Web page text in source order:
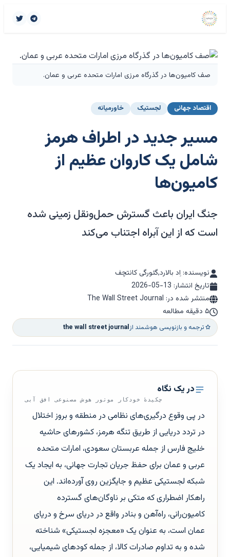
صف کامیون‌ها در گذرگاه مرزی امارات متحده عربی و عمان.
اقتصاد جهانی لجستیک خاورمیانه
مسیر جدید در اطراف هرمز
شامل یک کاروان عظیم از
کامیون‌ها
جنگ ایران باعث گسترش حمل‌ونقل زمینی شده
است که از این آبراه اجتناب می‌کند
نویسنده: اِد بالارد,گئورگی کانتچف
تاریخ انتشار: 2026-05-13
منتشر شده در: The Wall Street Journal
۵ دقیقه مطالعه
ترجمه و بازنویسی هوشمند ازthe wall street journal
در یک نگاه
چکیدهٔ خودکار موتور هوش مصنوعی افق آبی
در پی وقوع درگیری‌های نظامی در منطقه و بروز اختلال
در تردد دریایی از طریق تنگه هرمز، کشورهای حاشیه
خلیج فارس از جمله عربستان سعودی، امارات متحده
عربی و عمان برای حفظ جریان تجارت جهانی، به ایجاد یک
شبکه لجستیکی عظیم و جایگزین روی آورده‌اند. این
راهکار اضطراری که متکی بر ناوگان‌های گسترده
کامیون‌رانی، راه‌آهن و بنادر واقع در دریای سرخ و دریای
عمان است، به عنوان یک «معجزه لجستیکی» شناخته
شده و به تداوم صادرات کالا، از جمله کودهای شیمیایی،